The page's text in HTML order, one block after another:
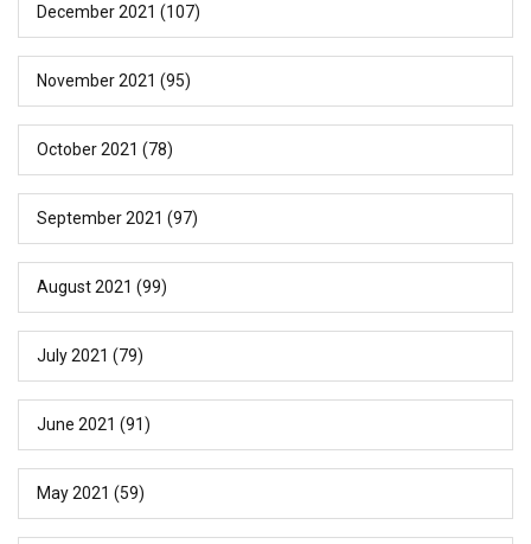
December 2021 (107)
November 2021 (95)
October 2021 (78)
September 2021 (97)
August 2021 (99)
July 2021 (79)
June 2021 (91)
May 2021 (59)